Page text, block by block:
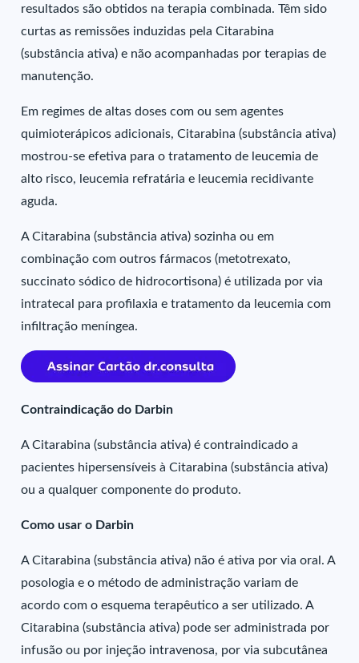
resultados são obtidos na terapia combinada. Têm sido
curtas as remissões induzidas pela Citarabina
(substância ativa) e não acompanhadas por terapias de
manutenção.
Em regimes de altas doses com ou sem agentes
quimioterápicos adicionais, Citarabina (substância ativa)
mostrou-se efetiva para o tratamento de leucemia de
alto risco, leucemia refratária e leucemia recidivante
aguda.
A Citarabina (substância ativa) sozinha ou em
combinação com outros fármacos (metotrexato,
succinato sódico de hidrocortisona) é utilizada por via
intratecal para profilaxia e tratamento da leucemia com
infiltração meníngea.
Contraindicação do Darbin
A Citarabina (substância ativa) é contraindicado a
pacientes hipersensíveis à Citarabina (substância ativa)
ou a qualquer componente do produto.
Como usar o Darbin
A Citarabina (substância ativa) não é ativa por via oral. A
posologia e o método de administração variam de
acordo com o esquema terapêutico a ser utilizado. A
Citarabina (substância ativa) pode ser administrada por
infusão ou por injeção intravenosa, por via subcutânea